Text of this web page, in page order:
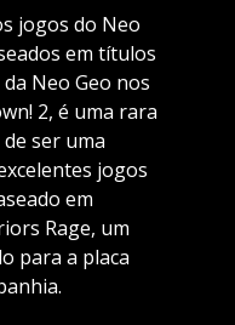
jogos do Neo
em títulos
Neo Geo nos
2, é uma rara
ser uma
jogos
em
Rage, um
para a placa